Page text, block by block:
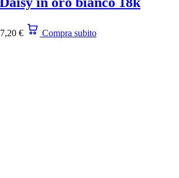
€ Compra subito